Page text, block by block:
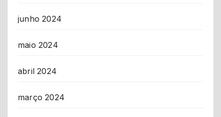
junho 2024
maio 2024
abril 2024
março 2024